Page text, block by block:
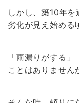
しかし、築10年
劣化が見え始める
「雨漏りがする
ことはありません